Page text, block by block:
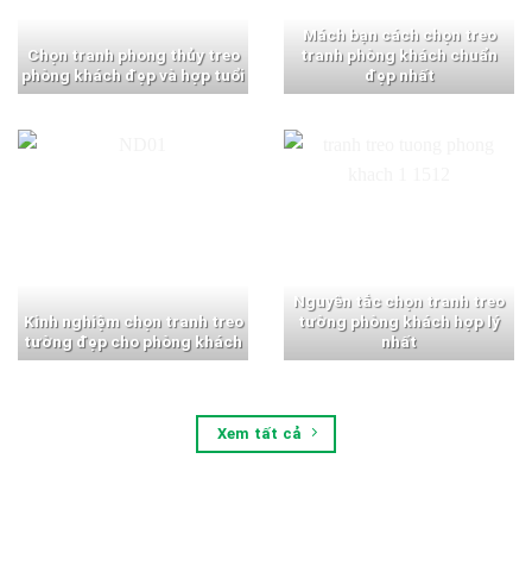
Chọn tranh phong thủy treo
phòng khách đẹp và hợp tuổi
Mách bạn cách chọn treo
tranh phòng khách chuẩn
đẹp nhất
Kinh nghiệm chọn tranh treo
tường đẹp cho phòng khách
Nguyên tắc chọn tranh treo
tường phòng khách hợp lý
nhất
Xem tất cả